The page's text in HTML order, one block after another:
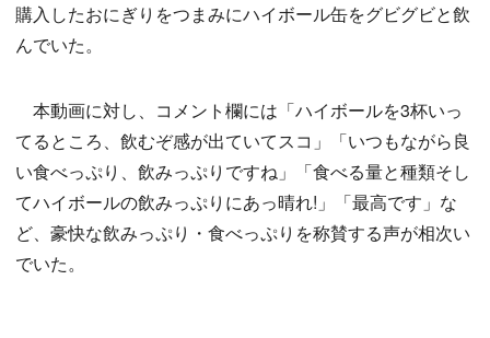
購入したおにぎりをつまみにハイボール缶をグビグビと飲
んでいた。
本動画に対し、コメント欄には「ハイボールを3杯いっ
てるところ、飲むぞ感が出ていてスコ」「いつもながら良
い食べっぷり、飲みっぷりですね」「食べる量と種類そし
てハイボールの飲みっぷりにあっ晴れ!」「最高です」な
ど、豪快な飲みっぷり・食べっぷりを称賛する声が相次い
でいた。